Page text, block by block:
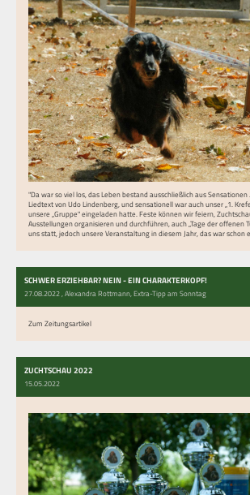
"Da war so viel los, das Leben bestand ausschließlich aus Sensationen
Liedtext von Udo Lindenberg, und sensationell war auch unser „1.
unsere „Gruppe" eingeladen hatte. Feste können wir feiern,
Ausstellungen organisieren und durchführen, auch „Tage der offenen
uns statt, jedoch unsere Veranstaltung in diesem Jahr, das war schon
SCHWER ERZIEHBAR? NEIN - EIN CHARAKTERKOPF!
27.08.2022, Alexandra Rottmann, Extra-Tipp am Sonntag
Zum Zeitungsartikel
ZUCHTSCHAU 2022
15.05.2022